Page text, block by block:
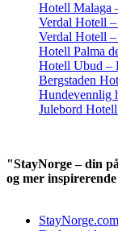
Hotell Malaga
Verdal Hotell
Verdal Hotell
Hotell Palma
Hotell Ubud –
Bergstaden
Hundevennlig
Julebord
"StayNorge – din
og mer
StayNorge.com